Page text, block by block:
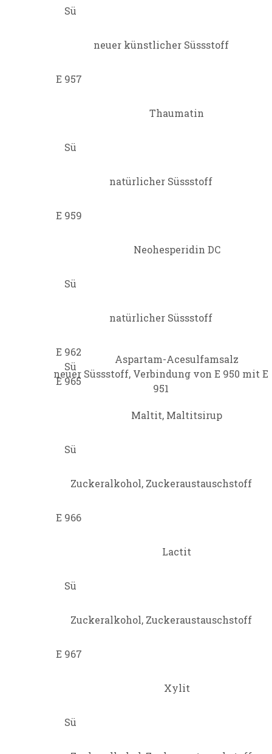
Sü
neuer künstlicher Süssstoff
E 957
Thaumatin
Sü
natürlicher Süssstoff
E 959
Neohesperidin DC
Sü
natürlicher Süssstoff
E 962
Aspartam-Acesulfamsalz
Sü
neuer Süssstoff, Verbindung von E 950 mit E
951
E 965
Maltit, Maltitsirup
Sü
Zuckeralkohol, Zuckeraustauschstoff
E 966
Lactit
Sü
Zuckeralkohol, Zuckeraustauschstoff
E 967
Xylit
Sü